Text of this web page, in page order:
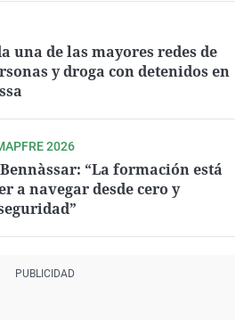
una de las mayores redes de
y droga con detenidos en
2026
“La formación está
a navegar desde cero y